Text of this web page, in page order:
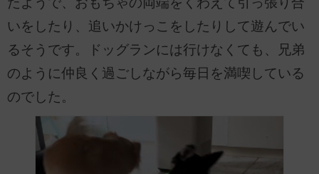
いをしたり、追いかけっこをしたりして遊んでい
るそうです。ドッグランには行けなくても、兄弟
のように仲良く過ごしながら毎日を満喫している
のでした。